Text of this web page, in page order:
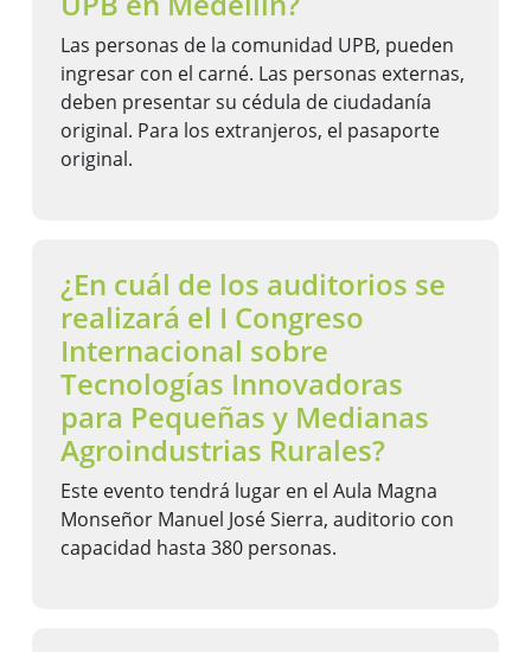
Las personas de la comunidad UPB, pueden
ingresar con el carné. Las personas externas,
deben presentar su cédula de ciudadanía
original. Para los extranjeros, el pasaporte
original.
¿En cuál de los auditorios se
realizará el I Congreso
Internacional sobre
Tecnologías Innovadoras
para Pequeñas y Medianas
Agroindustrias Rurales?
Este evento tendrá lugar en el Aula Magna
Monseñor Manuel José Sierra, auditorio con
capacidad hasta 380 personas.